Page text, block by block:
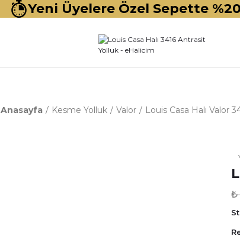
Yeni Üyelere Özel Sepette
Anasayfa Kesme Yolluk Valor Louis Casa Halı Valor
₺